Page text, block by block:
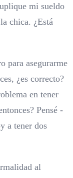
mi sueldo
chica. ¿Está
para asegurarme
¿es correcto?
en tener
Pensé -
a tener dos
al